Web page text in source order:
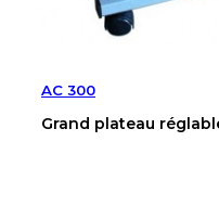
AC 300
Grand plateau